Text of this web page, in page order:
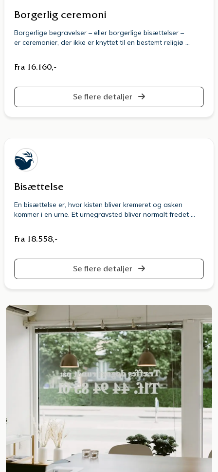
Borgerlig ceremoni
Borgerlige begravelser – eller borgerlige bisættelser –
er ceremonier, der ikke er knyttet til en bestemt religiø …
Fra 16.160,-
Se flere detaljer
Bisættelse
En bisættelse er, hvor kisten bliver kremeret og asken
kommer i en urne. Et urnegravsted bliver normalt fredet …
Fra 18.558,-
Se flere detaljer